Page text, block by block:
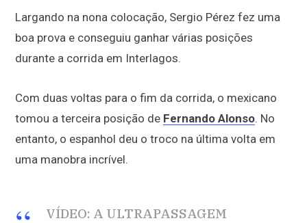
Largando na nona colocação, Sergio Pérez fez uma
boa prova e conseguiu ganhar várias posições
durante a corrida em Interlagos.
Com duas voltas para o fim da corrida, o mexicano
tomou a terceira posição de Fernando Alonso. No
entanto, o espanhol deu o troco na última volta em
uma manobra incrível.
VÍDEO: A ULTRAPASSAGEM